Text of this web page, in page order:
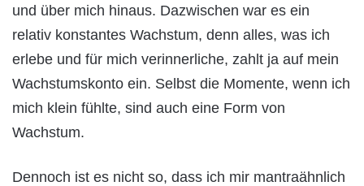
und über mich hinaus. Dazwischen war es ein
relativ konstantes Wachstum, denn alles, was ich
erlebe und für mich verinnerliche, zahlt ja auf mein
Wachstumskonto ein. Selbst die Momente, wenn ich
mich klein fühlte, sind auch eine Form von
Wachstum.
Dennoch ist es nicht so, dass ich mir mantraähnlich